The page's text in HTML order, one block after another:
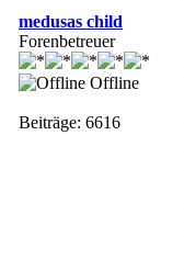
medusas child
Forenbetreuer
Offline
Beiträge: 6616